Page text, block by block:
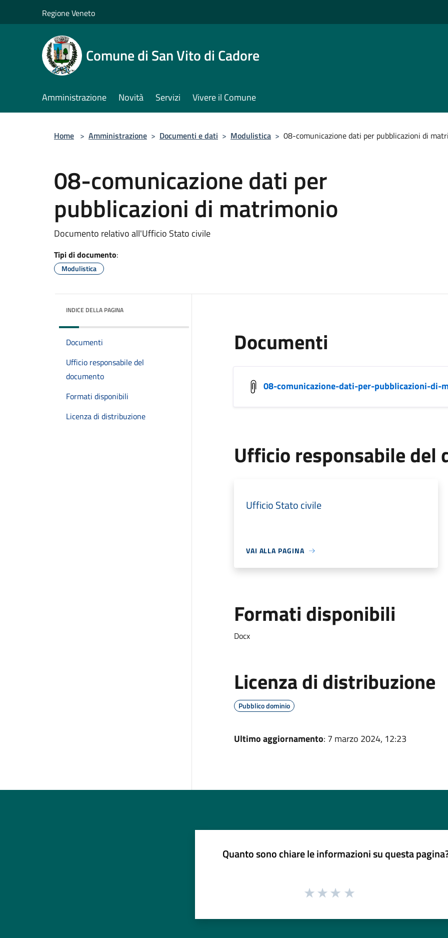
Regione Veneto
Comune di San Vito di Cadore
Amministrazione Novità Servizi Vivere il Comune
Home > Amministrazione > Documenti e dati > Modulistica > 08-comunicazione dati per pubblicazioni di
08-comunicazione dati per
pubblicazioni di matrimonio
Documento relativo all'Ufficio Stato civile
Tipi di documento:
Modulistica
INDICE DELLA PAGINA
Documenti
Ufficio responsabile del
documento
Formati disponibili
Licenza di distribuzione
Documenti
08-comunicazione-dati-per-pubblicazioni-di-
Ufficio responsabile del
Ufficio Stato civile
VAI ALLA PAGINA
Formati disponibili
Docx
Licenza di distribuzione
Pubblico dominio
Ultimo aggiornamento: 7 marzo 2024, 12:23
Quanto sono chiare le informazioni su questa